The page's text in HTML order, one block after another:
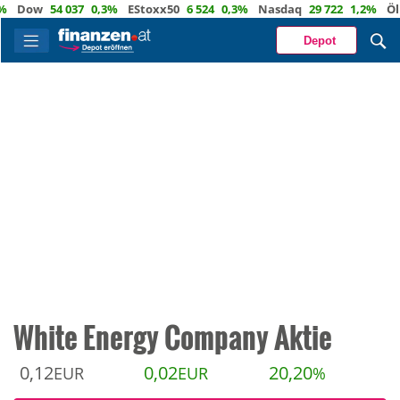
54 037 0,3% EStoxx50 6 524 0,3% Nasdaq 29 722 1,2% Öl 82,1
Depot
White Energy Company Aktie
0,12EUR 0,02EUR 20,20%